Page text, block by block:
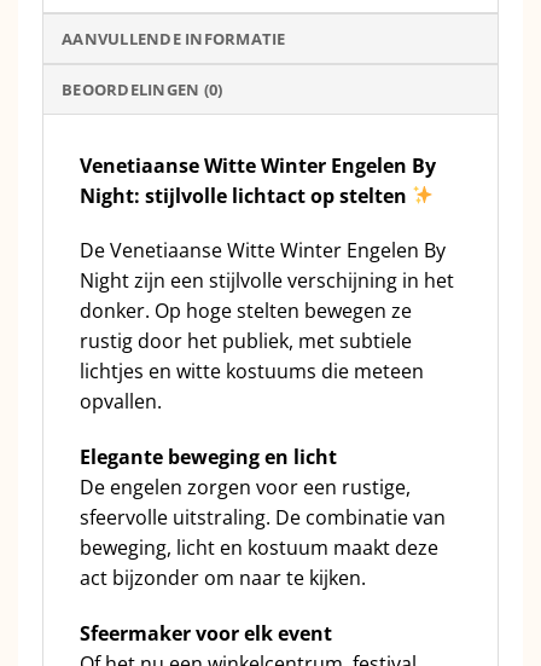
AANVULLENDE INFORMATIE
BEOORDELINGEN (0)
Venetiaanse Witte Winter Engelen By
Night: stijlvolle lichtact op stelten
De Venetiaanse Witte Winter Engelen By
Night zijn een stijlvolle verschijning in het
donker. Op hoge stelten bewegen ze
rustig door het publiek, met subtiele
lichtjes en witte kostuums die meteen
opvallen.
Elegante beweging en licht
De engelen zorgen voor een rustige,
sfeervolle uitstraling. De combinatie van
beweging, licht en kostuum maakt deze
act bijzonder om naar te kijken.
Sfeermaker voor elk event